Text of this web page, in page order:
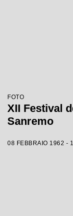
FOTO
XII Festival
Sanremo
08 FEBBRAIO 1962 -